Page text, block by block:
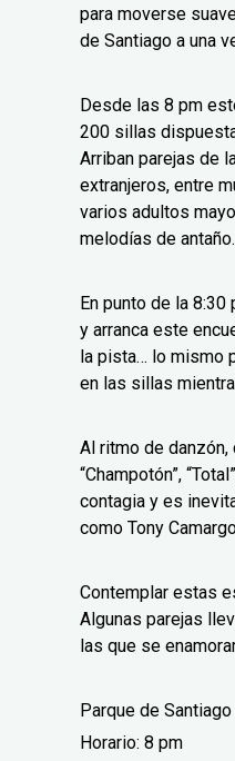
para moverse
de Santiago a una
Desde las 8 pm
200 sillas
Arriban parejas de
extranjeros, entre
varios adultos
melodías de antaño.
En punto de la
y arranca este
la pista… lo mismo
en las sillas
Al ritmo de
“Champotón”,
contagia y es
como Tony
Contemplar estas
Algunas parejas
las que se
Parque de
Horario: 8 pm